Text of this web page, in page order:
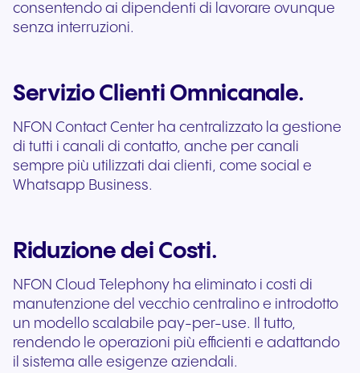
consentendo ai dipendenti di lavorare ovunque
senza interruzioni.
Servizio Clienti Omnicanale.
NFON Contact Center ha centralizzato la gestione
di tutti i canali di contatto, anche per canali
sempre più utilizzati dai clienti, come social e
Whatsapp Business.
Riduzione dei Costi.
NFON Cloud Telephony ha eliminato i costi di
manutenzione del vecchio centralino e introdotto
un modello scalabile pay-per-use. Il tutto,
rendendo le operazioni più efficienti e adattando
il sistema alle esigenze aziendali.